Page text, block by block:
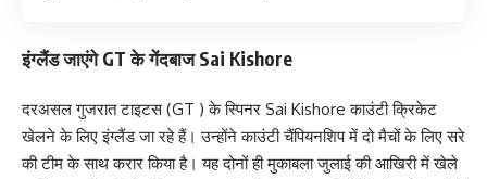
इंग्लैंड जाएंगे GT के गेंदबाज Sai Kishore
दरअसल गुजरात टाइटस (GT ) के स्पिनर Sai Kishore काउंटी क्रिकेट
खेलने के लिए इंग्लैंड जा रहे हैं। उन्होंने काउंटी चैंपियनशिप में दो मैचों के लिए सरे
की टीम के साथ करार किया है। यह दोनों ही मुकाबला जुलाई की आखिरी में खेले